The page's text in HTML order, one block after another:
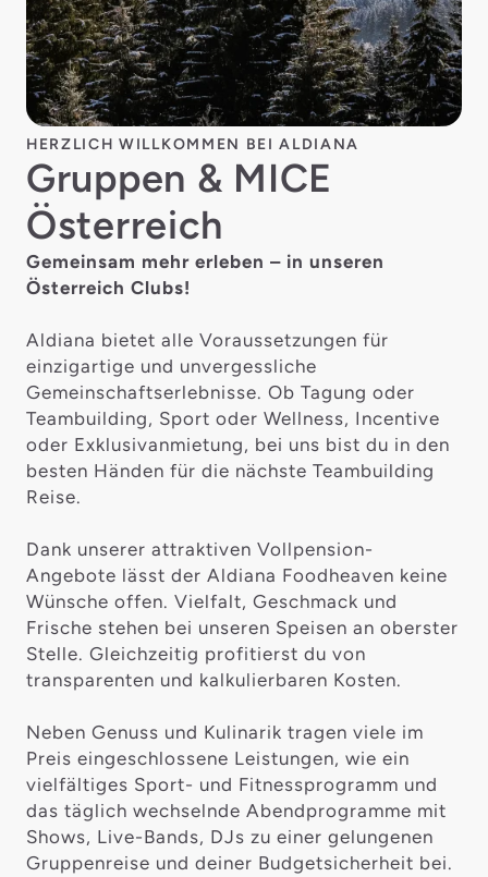
HERZLICH WILLKOMMEN BEI ALDIANA
Gruppen & MICE
Österreich
Gemeinsam mehr erleben – in unseren
Österreich Clubs!
Aldiana bietet alle Voraussetzungen für
einzigartige und unvergessliche
Gemeinschaftserlebnisse. Ob Tagung oder
Teambuilding, Sport oder Wellness, Incentive
oder Exklusivanmietung, bei uns bist du in den
besten Händen für die nächste Teambuilding
Reise.
Dank unserer attraktiven Vollpension-
Angebote lässt der Aldiana Foodheaven keine
Wünsche offen. Vielfalt, Geschmack und
Frische stehen bei unseren Speisen an oberster
Stelle. Gleichzeitig profitierst du von
transparenten und kalkulierbaren Kosten.
Neben Genuss und Kulinarik tragen viele im
Preis eingeschlossene Leistungen, wie ein
vielfältiges Sport- und Fitnessprogramm und
das täglich wechselnde Abendprogramme mit
Shows, Live-Bands, DJs zu einer gelungenen
Gruppenreise und deiner Budgetsicherheit bei.